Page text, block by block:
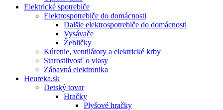
Elektrické spotrebiče
Elektrospotrebiče do domácnosti
Dalšie elektrospotrebiče do domácnosti
Vysávače
Žehličky
Kúrenie, ventilátory a elektrické krby
Starostlivosť o vlasy
Zábavná elektronika
Heureka.sk
Detský tovar
Hračky
Plyšové hračky